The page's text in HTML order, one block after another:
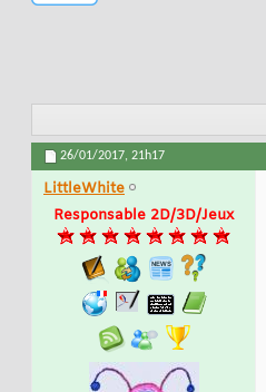
26/01/2017, 21h17
LittleWhite
Responsable 2D/3D/Jeux